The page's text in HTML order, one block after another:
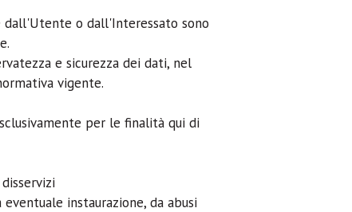
o dall'Interessato sono
e sicurezza dei dati, nel
vigente.
per le finalità qui di
instaurazione, da abusi